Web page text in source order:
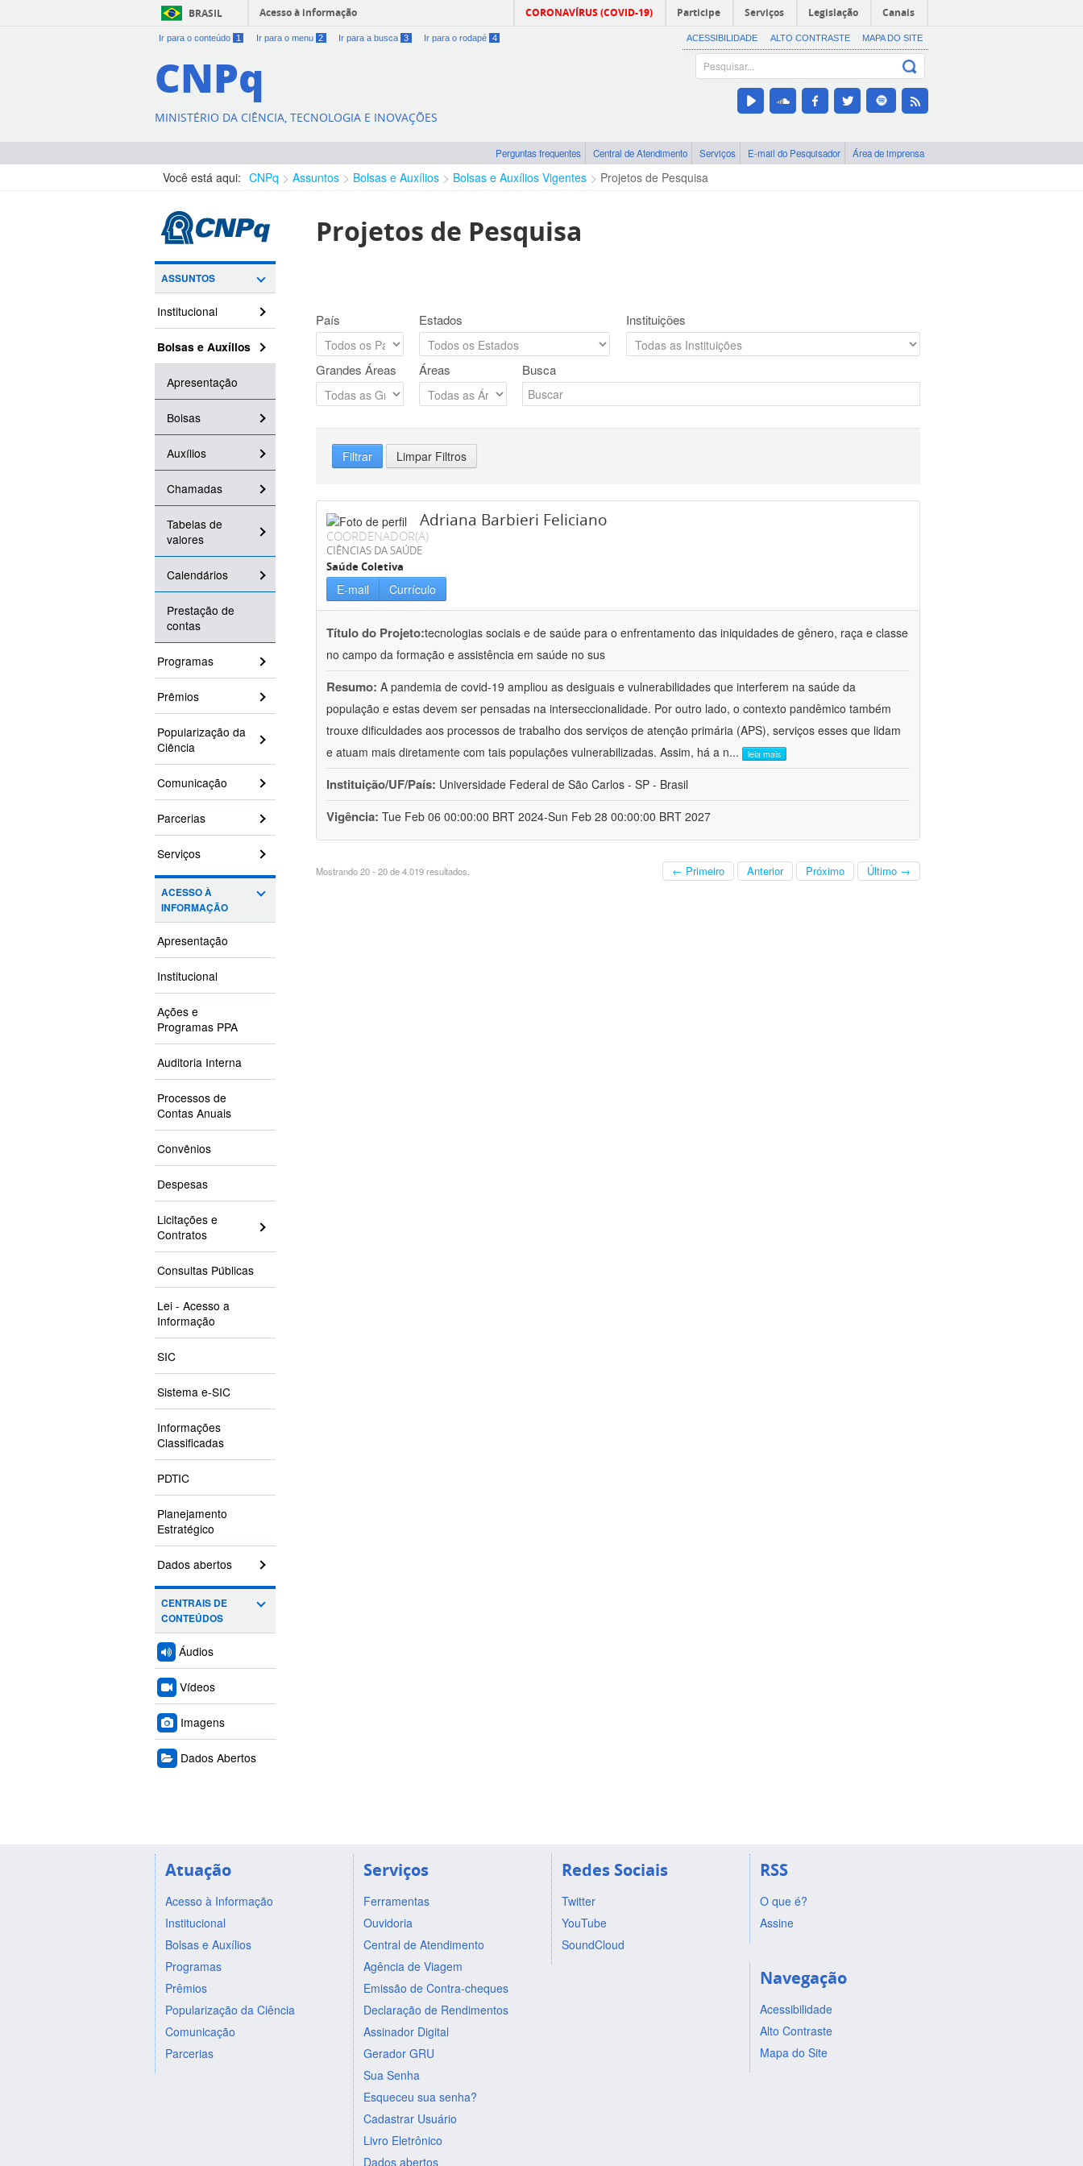
BRASIL Acesso à informação CORONAVÍRUS (COVID-19) Participe Serviços Legislação Canais
Ir para o conteúdo 1 Ir para o menu 2 Ir para a busca 3 Ir para o rodapé 4 ACESSIBILIDADE ALTO CONTRASTE MAPA DO SITE
CNPq
MINISTÉRIO DA CIÊNCIA, TECNOLOGIA E INOVAÇÕES
Perguntas frequentes Central de Atendimento Serviços E-mail do Pesquisador Área de imprensa
Você está aqui: CNPq Assuntos Bolsas e Auxílios Bolsas e Auxílios Vigentes Projetos de Pesquisa
ASSUNTOS
Institucional
Bolsas e Auxílios
Apresentação
Bolsas
Auxílios
Chamadas
Tabelas de
valores
Calendários
Prestação de
contas
Programas
Prêmios
Popularização da
Ciência
Comunicação
Parcerias
Serviços
ACESSO À
INFORMAÇÃO
Apresentação
Institucional
Ações e
Programas PPA
Auditoria Interna
Processos de
Contas Anuais
Convênios
Despesas
Licitações e
Contratos
Consultas Públicas
Lei - Acesso a
Informação
SIC
Sistema e-SIC
Informações
Classificadas
PDTIC
Planejamento
Estratégico
Dados abertos
CENTRAIS DE
CONTEÚDOS
Áudios
Vídeos
Imagens
Dados Abertos
Projetos de Pesquisa
País Estados Instituições
Grandes Áreas Áreas Busca
Filtrar Limpar Filtros
Adriana Barbieri Feliciano
COORDENADOR(A)
CIÊNCIAS DA SAÚDE
Saúde Coletiva
E-mail Currículo
Título do Projeto:tecnologias sociais e de saúde para o enfrentamento das iniquidades de gênero, raça e classe
no campo da formação e assistência em saúde no sus
Resumo: A pandemia de covid-19 ampliou as desiguais e vulnerabilidades que interferem na saúde da
população e estas devem ser pensadas na interseccionalidade. Por outro lado, o contexto pandêmico também
trouxe dificuldades aos processos de trabalho dos serviços de atenção primária (APS), serviços esses que lidam
e atuam mais diretamente com tais populações vulnerabilizadas. Assim, há a n... leia mais
Instituição/UF/País: Universidade Federal de São Carlos - SP - Brasil
Vigência: Tue Feb 06 00:00:00 BRT 2024-Sun Feb 28 00:00:00 BRT 2027
Mostrando 20 - 20 de 4.019 resultados. ← Primeiro Anterior Próximo Último →
Atuação
Acesso à Informação
Institucional
Bolsas e Auxílios
Programas
Prêmios
Popularização da Ciência
Comunicação
Parcerias
Serviços
Ferramentas
Ouvidoria
Central de Atendimento
Agência de Viagem
Emissão de Contra-cheques
Declaração de Rendimentos
Assinador Digital
Gerador GRU
Sua Senha
Esqueceu sua senha?
Cadastrar Usuário
Livro Eletrônico
Dados abertos
Redes Sociais
Twitter
YouTube
SoundCloud
RSS
O que é?
Assine
Navegação
Acessibilidade
Alto Contraste
Mapa do Site